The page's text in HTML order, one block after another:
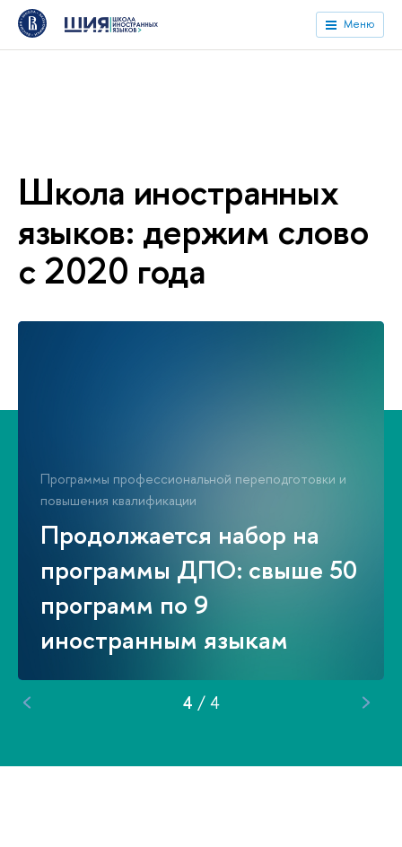
Меню
Школа иностранных
языков: держим слово
с 2020 года
Программы профессиональной переподготовки и
повышения квалификации
Продолжается набор на
программы ДПО: свыше 50
программ по 9
иностранным языкам
4 / 4